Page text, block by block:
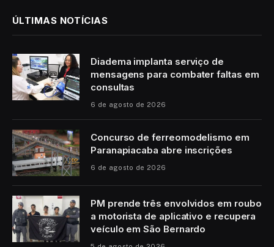
ÚLTIMAS NOTÍCIAS
Diadema implanta serviço de
mensagens para combater faltas em
consultas
6 de agosto de 2026
Concurso de ferreomodelismo em
Paranapiacaba abre inscrições
6 de agosto de 2026
PM prende três envolvidos em roubo
a motorista de aplicativo e recupera
veículo em São Bernardo